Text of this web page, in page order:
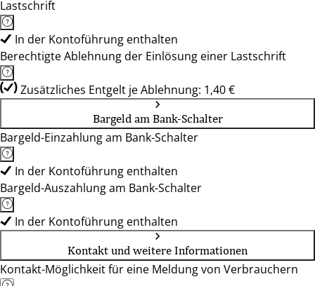
Lastschrift
In der Kontoführung enthalten
Berechtigte Ablehnung der Einlösung einer Lastschrift
Zusätzliches Entgelt je Ablehnung: 1,40 €
Bargeld am Bank-Schalter
Bargeld-Einzahlung am Bank-Schalter
In der Kontoführung enthalten
Bargeld-Auszahlung am Bank-Schalter
In der Kontoführung enthalten
Kontakt und weitere Informationen
Kontakt-Möglichkeit für eine Meldung von Verbrauchern